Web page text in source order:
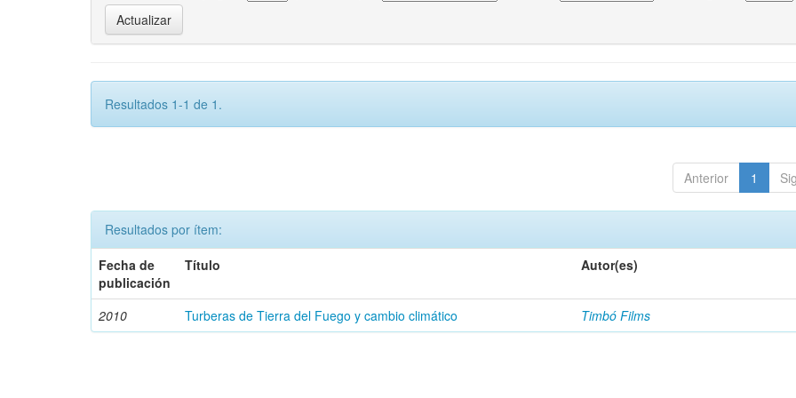
Resultados 1-1 de 1.
Anterior 1
Resultados por ítem:
Fecha de
publicación
Título Autor(es)
2010 Turberas de Tierra del Fuego y cambio climático Timbó Films